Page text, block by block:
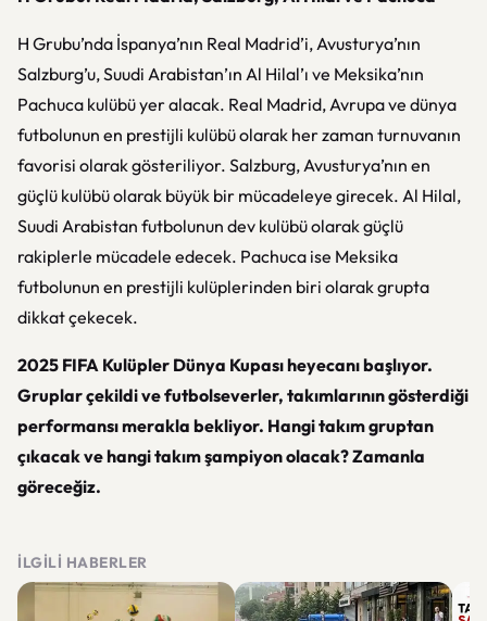
H Grubu’nda İspanya’nın Real Madrid’i, Avusturya’nın
Salzburg’u, Suudi Arabistan’ın Al Hilal’ı ve Meksika’nın
Pachuca kulübü yer alacak. Real Madrid, Avrupa ve dünya
futbolunun en prestijli kulübü olarak her zaman turnuvanın
favorisi olarak gösteriliyor. Salzburg, Avusturya’nın en
güçlü kulübü olarak büyük bir mücadeleye girecek. Al Hilal,
Suudi Arabistan futbolunun dev kulübü olarak güçlü
rakiplerle mücadele edecek. Pachuca ise Meksika
futbolunun en prestijli kulüplerinden biri olarak grupta
dikkat çekecek.
2025 FIFA Kulüpler Dünya Kupası heyecanı başlıyor.
Gruplar çekildi ve futbolseverler, takımlarının gösterdiği
performansı merakla bekliyor. Hangi takım gruptan
çıkacak ve hangi takım şampiyon olacak? Zamanla
göreceğiz.
İLGILI HABERLER